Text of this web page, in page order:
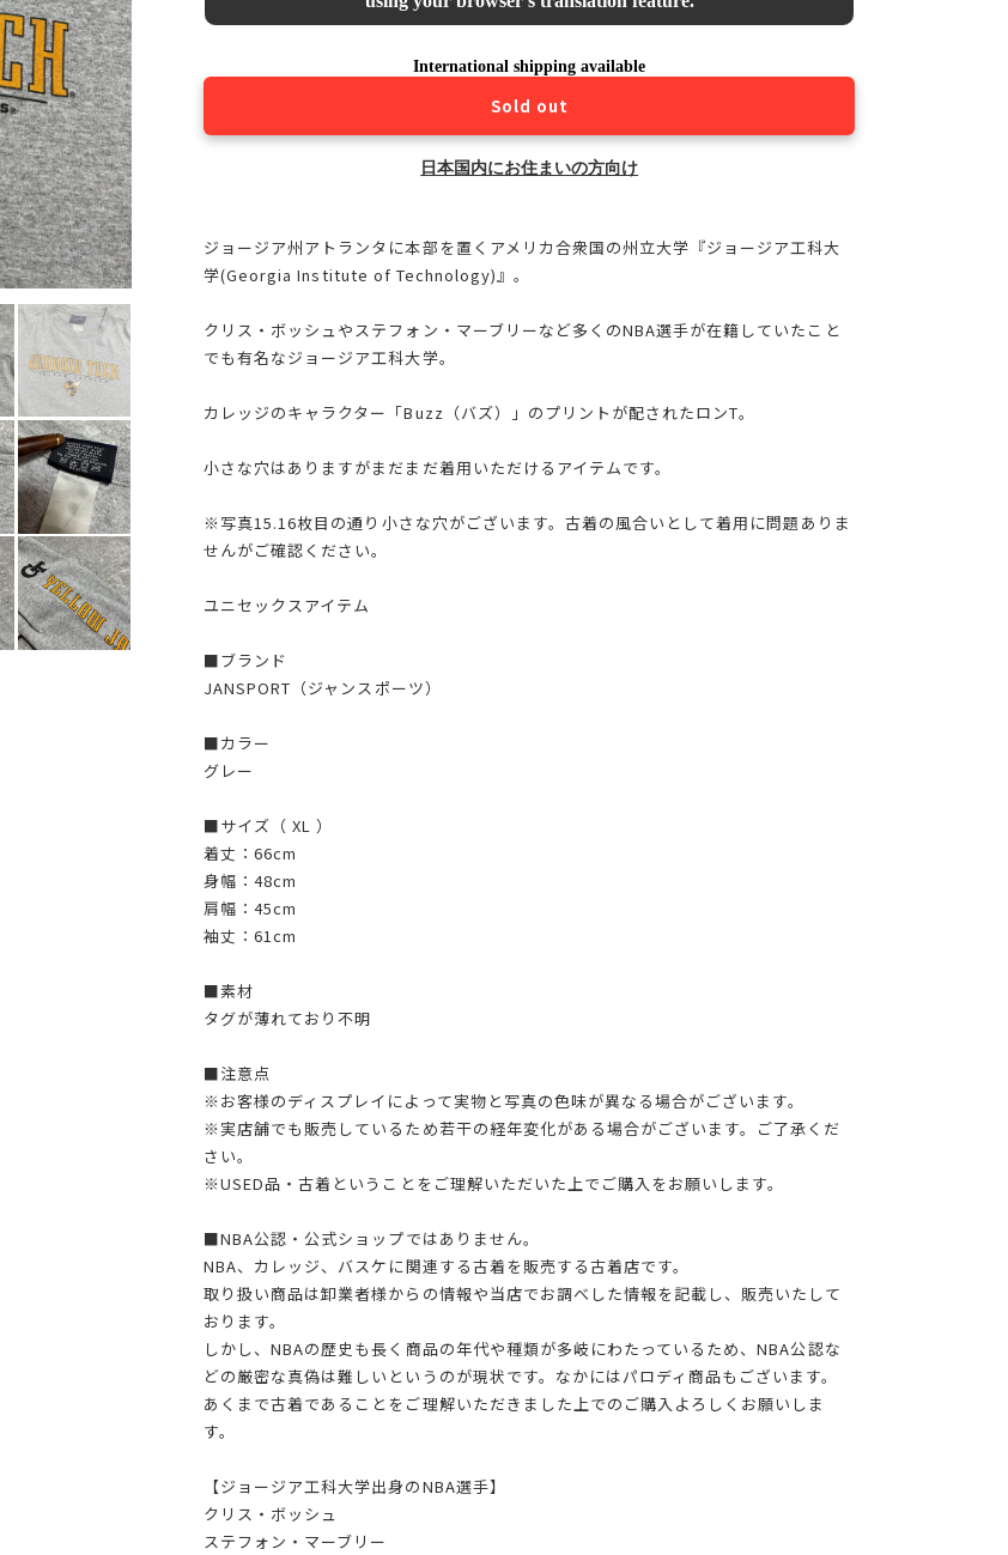
International shipping available
Sold out
日本国内にお住まいの方向け
ジョージア州アトランタに本部を置くアメリカ合衆国の州立大学『ジョージア工科大
学(Georgia Institute of Technology)』。
クリス・ボッシュやステフォン・マーブリーなど多くのNBA選手が在籍していたこと
でも有名なジョージア工科大学。
カレッジのキャラクター「Buzz（バズ）」のプリントが配されたロンT。
小さな穴はありますがまだまだ着用いただけるアイテムです。
※写真15.16枚目の通り小さな穴がございます。古着の風合いとして着用に問題ありま
せんがご確認ください。
ユニセックスアイテム
■ブランド
JANSPORT（ジャンスポーツ）
■カラー
グレー
■サイズ（ XL ）
着丈：66cm
身幅：48cm
肩幅：45cm
袖丈：61cm
■素材
タグが薄れており不明
■注意点
※お客様のディスプレイによって実物と写真の色味が異なる場合がございます。
※実店舗でも販売しているため若干の経年変化がある場合がございます。ご了承くだ
さい。
※USED品・古着ということをご理解いただいた上でご購入をお願いします。
■NBA公認・公式ショップではありません。
NBA、カレッジ、バスケに関連する古着を販売する古着店です。
取り扱い商品は卸業者様からの情報や当店でお調べした情報を記載し、販売いたして
おります。
しかし、NBAの歴史も長く商品の年代や種類が多岐にわたっているため、NBA公認な
どの厳密な真偽は難しいというのが現状です。なかにはパロディ商品もございます。
あくまで古着であることをご理解いただきました上でのご購入よろしくお願いしま
す。
【ジョージア工科大学出身のNBA選手】
クリス・ボッシュ
ステフォン・マーブリー